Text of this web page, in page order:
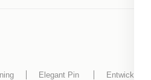
Elegant Pin
Entwickelt